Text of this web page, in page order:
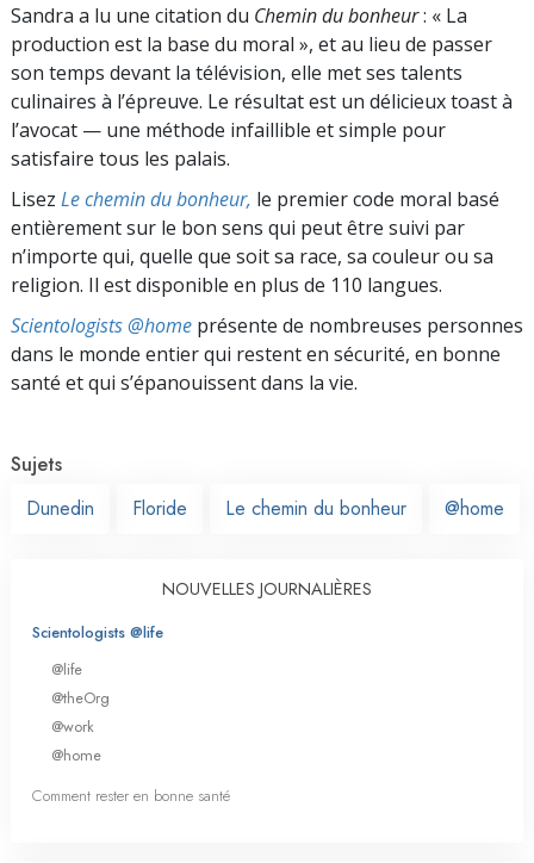
Sandra a lu une citation du Chemin du bonheur: « La
production est la base du moral », et au lieu de passer
son temps devant la télévision, elle met ses talents
culinaires à l’épreuve. Le résultat est un délicieux toast à
l’avocat — une méthode infaillible et simple pour
satisfaire tous les palais.
Lisez Le chemin du bonheur, le premier code moral basé
entièrement sur le bon sens qui peut être suivi par
n’importe qui, quelle que soit sa race, sa couleur ou sa
religion. Il est disponible en plus de 110 langues.
Scientologists @home présente de nombreuses personnes
dans le monde entier qui restent en sécurité, en bonne
santé et qui s’épanouissent dans la vie.
Sujets
Dunedin
Floride Le chemin du bonheur @home
NOUVELLES JOURNALIÈRES
Scientologists @life
@life
@theOrg
@work
@home
Comment rester en bonne santé